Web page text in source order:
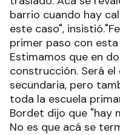
barrio cuando hay
este caso",
primer paso con
Estimamos que en
construcción. Será
secundaria, pero
toda la escuela
Bordet dijo que "hay
No es que acá se